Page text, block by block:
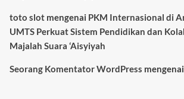
toto slotmengenai PKM Internasional di
UMTS Perkuat Sistem Pendidikan dan
Majalah Suara ‘Aisyiyah
Seorang Komentator WordPress mengenai